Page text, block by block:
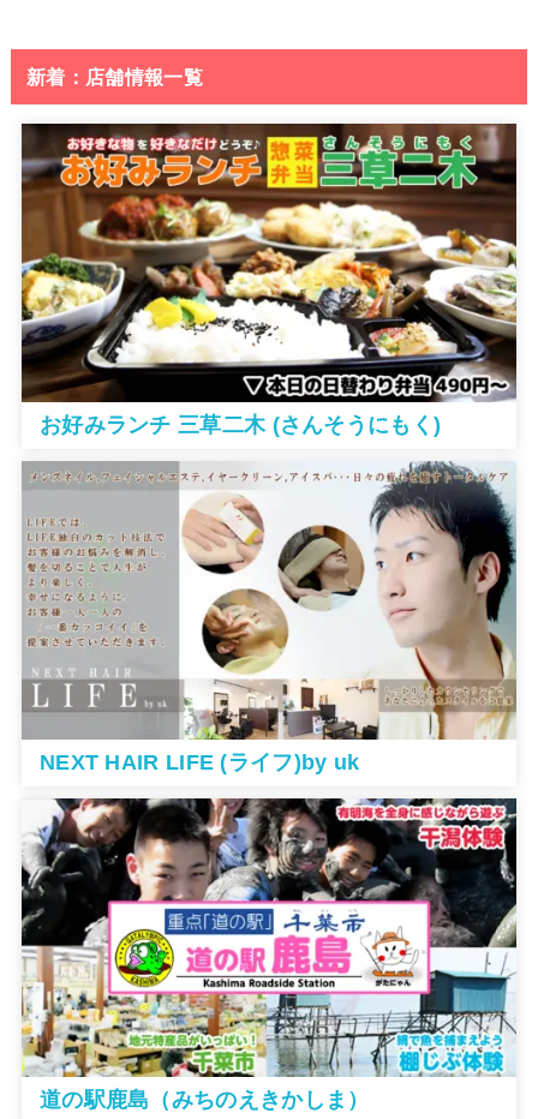
新着：店舗情報一覧
お好みランチ 三草二木 (さんそうにもく)
NEXT HAIR LIFE (ライフ)by uk
道の駅鹿島（みちのえきかしま）